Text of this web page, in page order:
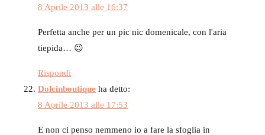
8 Aprile 2013 alle 16:37
Perfetta anche per un pic nic domenicale, con l'aria
tiepida… 😉
Rispondi
Dolcinboutique ha detto:
8 Aprile 2013 alle 17:53
E non ci penso nemmeno io a fare la sfoglia in